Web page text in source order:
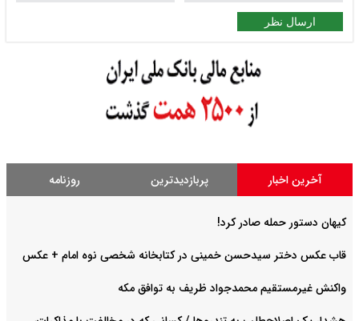
ارسال نظر
آخرین اخبار پربازدیدترین روزنامه
کیهان دستور حمله صادر کرد!
قاب عکس دختر سیدحسن خمینی در کتابخانه شخصی نوه امام + عکس
واکنش غیرمستقیم محمدجواد ظریف به توافق مکه